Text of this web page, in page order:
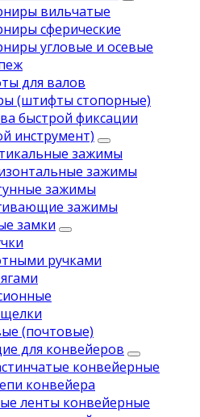
вильчатые
сферические
угловые и осевые
для валов
(штифты стопорные)
быстрой фиксации
инструмент)
зажимы
зажимы
зажимы
зажимы
замки
ручками
(почтовые)
для конвейеров
конвейерные
конвейера
ленты конвейерные